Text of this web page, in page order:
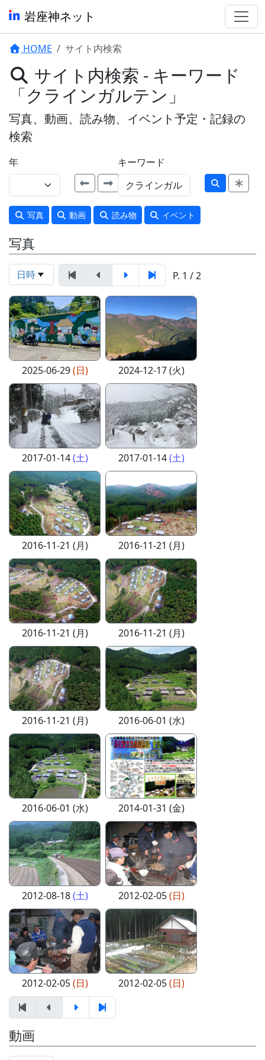
岩座神ネット
HOME サイト内検索
サイト内検索 - キーワード
「クラインガルテン」
写真、動画、読み物、イベント予定・記録の
検索
年 キーワード
写真 動画 読み物 イベント
写真
日時 P. 1 / 2
2025-06-29(日) 2024-12-17 (火)
2017-01-14(土) 2017-01-14(土)
2016-11-21 (月) 2016-11-21 (月)
2016-11-21 (月) 2016-11-21 (月)
2016-11-21 (月) 2016-06-01 (水)
2016-06-01 (水) 2014-01-31 (金)
2012-08-18(土) 2012-02-05(日)
2012-02-05(日) 2012-02-05(日)
動画